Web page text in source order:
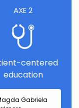
AXE 2
centered
education
Gabriela